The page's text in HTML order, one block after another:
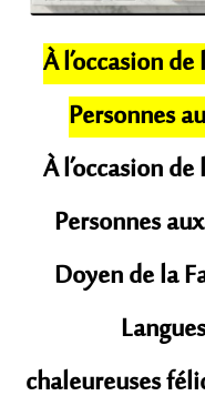
À l’occasion
Personnes
À l’occasion
Personnes
Doyen de la
chaleureuses